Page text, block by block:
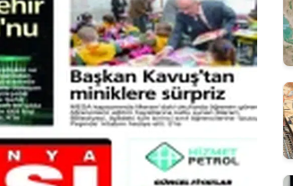
Aydın
Balıkesir
Bilecik
Bingöl
Bitlis